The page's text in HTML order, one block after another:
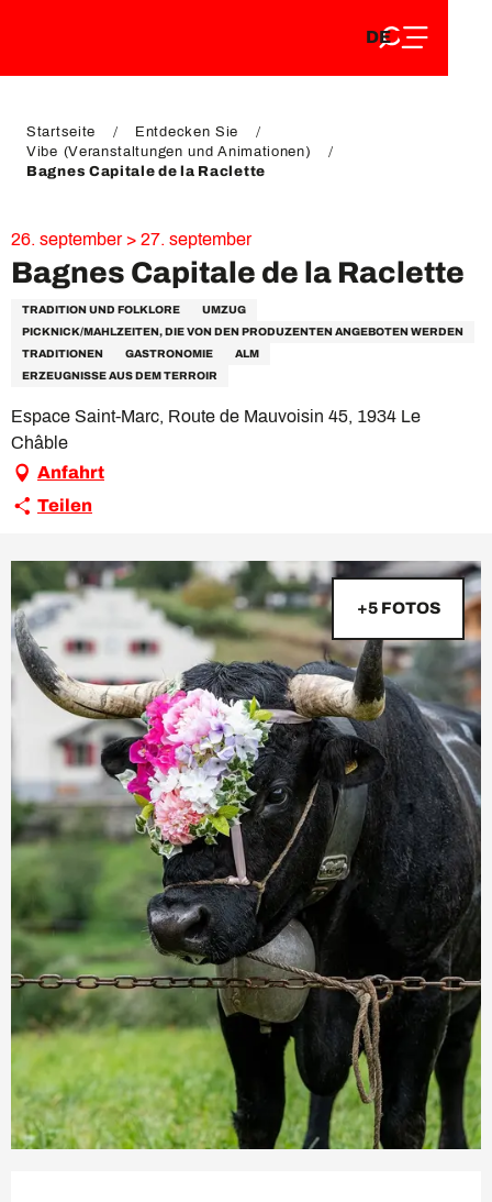
EN
DE
FR
Startseite
Entdecken Sie
Vibe (Veranstaltungen und Animationen)
Bagnes Capitale de la Raclette
26. september > 27. september
Bagnes Capitale de la Raclette
TRADITION UND FOLKLORE
UMZUG
PICKNICK/MAHLZEITEN, DIE VON DEN PRODUZENTEN ANGEBOTEN WERDEN
TRADITIONEN
GASTRONOMIE
ALM
ERZEUGNISSE AUS DEM TERROIR
Espace Saint-Marc, Route de Mauvoisin 45, 1934 Le
Châble
Anfahrt
Teilen
+5 FOTOS